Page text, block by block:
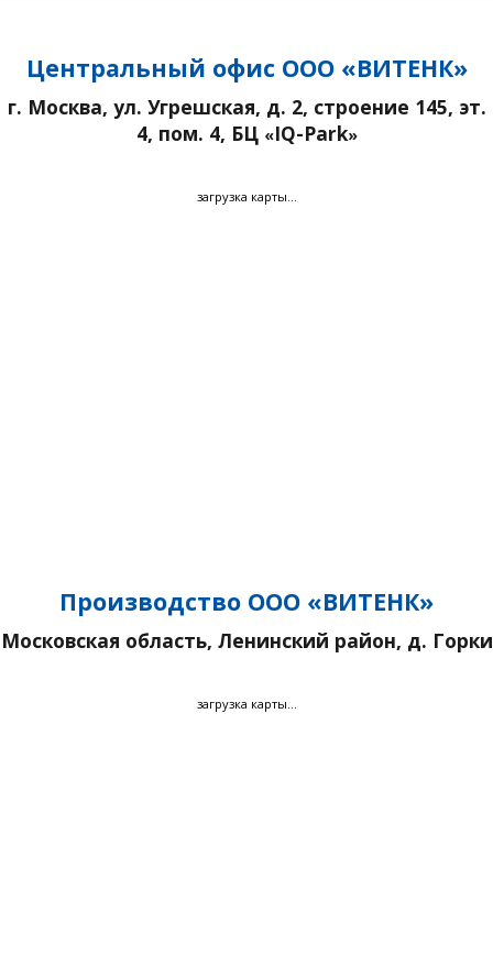
Центральный офис ООО «ВИТЕНК»
г. Москва, ул. Угрешская, д. 2, строение 145, эт.
4, пом. 4, БЦ «IQ-Park»
загрузка карты...
Производство ООО «ВИТЕНК»
Московская область, Ленинский район, д. Горки
загрузка карты...